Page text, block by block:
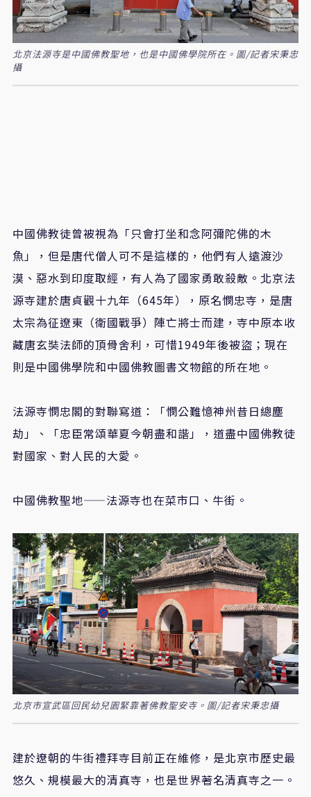
北京法源寺是中國佛教聖地，也是中國佛學院所在。圖/記者宋秉忠
攝
中國佛教徒曾被視為「只會打坐和念阿彌陀佛的木
魚」，但是唐代僧人可不是這樣的，他們有人遠渡沙
漠、惡水到印度取經，有人為了國家勇敢殺敵。北京法
源寺建於唐貞觀十九年（645年），原名憫忠寺，是唐
太宗為征遼東（衛國戰爭）陣亡將士而建，寺中原本收
藏唐玄奘法師的頂骨舍利，可惜1949年後被盜；現在
則是中國佛學院和中國佛教圖書文物館的所在地。
法源寺憫忠閣的對聯寫道：「憫公難憶神州昔日總塵
劫」、「忠臣常頌華夏今朝盡和諧」，道盡中國佛教徒
對國家、對人民的大愛。
中國佛教聖地——法源寺也在菜市口、牛街。
北京市宣武區回民幼兒園緊靠著佛教聖安寺。圖/記者宋秉忠攝
建於遼朝的牛街禮拜寺目前正在維修，是北京市歷史最
悠久、規模最大的清真寺，也是世界著名清真寺之一。